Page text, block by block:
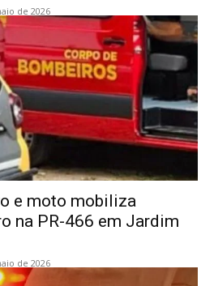
de 2026
e moto mobiliza
na PR-466 em Jardim
de 2026